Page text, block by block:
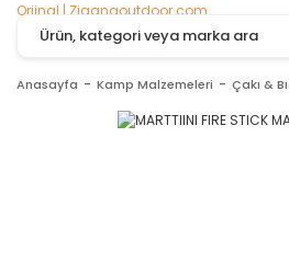
Anasayfa Kamp Malzemeleri Çakı &